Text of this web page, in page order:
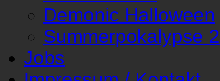
Demonic Halloween
Summerpokalypse
Jobs